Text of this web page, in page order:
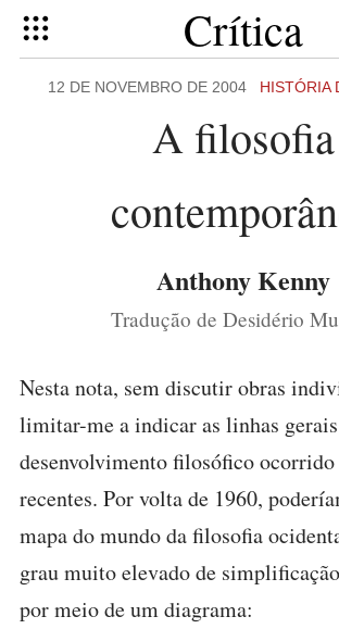
Crítica
12 DE NOVEMBRO DE 2004 HISTÓRIA
A filosofia
Anthony Kenny
Tradução de Desidério
Nesta nota, sem discutir obras
limitar-me a indicar as linhas
desenvolvimento filosófico ocorrido
recentes. Por volta de 1960,
mapa do mundo da filosofia
grau muito elevado de
por meio de um diagrama: